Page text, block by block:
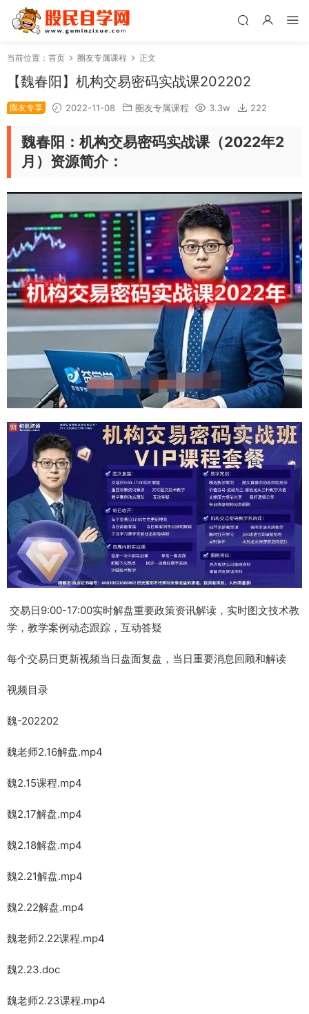
当前位置： 首页 圈友专属课程 正文
【魏春阳】机构交易密码实战课202202
圈友专享 2022-11-08 圈友专属课程 3.3w 222
魏春阳：机构交易密码实战课（2022年2
月）资源简介：
交易日9:00-17:00实时解盘重要政策资讯解读，实时图文技术教
学，教学案例动态跟踪，互动答疑
每个交易日更新视频当日盘面复盘，当日重要消息回顾和解读
视频目录
魏-202202
魏老师2.16解盘.mp4
魏2.15课程.mp4
魏2.17解盘.mp4
魏2.18解盘.mp4
魏2.21解盘.mp4
魏2.22解盘.mp4
魏老师2.22课程.mp4
魏2.23.doc
魏老师2.23课程.mp4